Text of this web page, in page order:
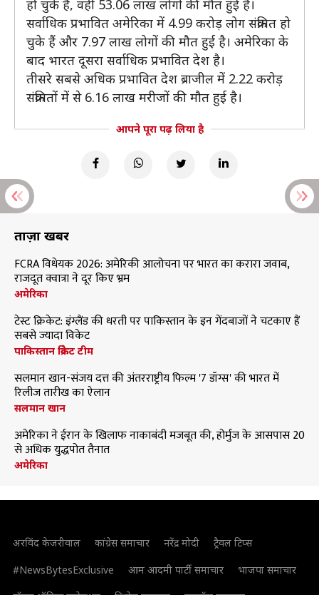
हो चुके हैं, वहीं 53.06 लाख लोगों की मौत हुई है।
सर्वाधिक प्रभावित अमेरिका में 4.99 करोड़ लोग संक्रमित हो
चुके हैं और 7.97 लाख लोगों की मौत हुई है। अमेरिका के
बाद भारत दूसरा सर्वाधिक प्रभावित देश है।
तीसरे सबसे अधिक प्रभावित देश ब्राजील में 2.22 करोड़
संक्रमितों में से 6.16 लाख मरीजों की मौत हुई है।
आपने पूरा पढ़ लिया है
ताज़ा खबरें
FCRA विधेयक 2026: अमेरिकी आलोचना पर भारत का करारा जवाब,
राजदूत क्वात्रा ने दूर किए भ्रम
अमेरिका
टेस्ट क्रिकेट: इंग्लैंड की धरती पर पाकिस्तान के इन गेंदबाजों ने चटकाए हैं
सबसे ज्यादा विकेट
पाकिस्तान क्रिकेट टीम
सलमान खान-संजय दत्त की अंतरराष्ट्रीय फिल्म '7 डॉग्स' की भारत में
रिलीज तारीख का ऐलान
सलमान खान
अमेरिका ने ईरान के खिलाफ नाकाबंदी मजबूत की, होर्मुज के आसपास 20
से अधिक युद्धपोत तैनात
अमेरिका
अरविंद केजरीवाल कांग्रेस समाचार नरेंद्र मोदी
ट्रैवल टिप्स
#NewsBytesExclusive
आम आदमी पार्टी समाचार
भाजपा समाचार